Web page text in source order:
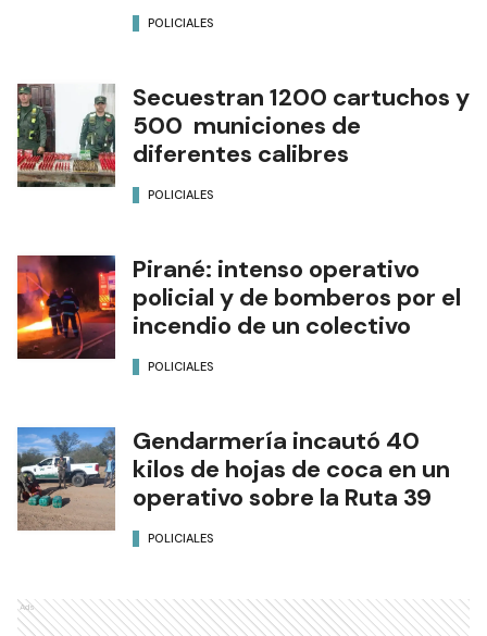
POLICIALES
Secuestran 1200 cartuchos y
500 municiones de
diferentes calibres
POLICIALES
Pirané: intenso operativo
policial y de bomberos por el
incendio de un colectivo
POLICIALES
Gendarmería incautó 40
kilos de hojas de coca en un
operativo sobre la Ruta 39
POLICIALES
Ads